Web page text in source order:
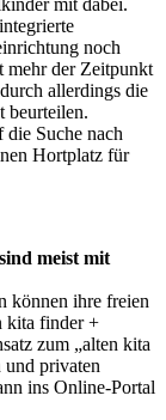
noch
mehr der Zeitpunkt
allerdings die
beurteilen.
die Suche nach
Hortplatz für
meist mit
können ihre freien
kita finder +
zum „alten kita
privaten
ins Online-Portal